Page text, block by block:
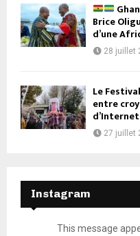
Brice
d’une
28 juillet
Le
entre
d’Internet
27 juillet
Instagram
This message